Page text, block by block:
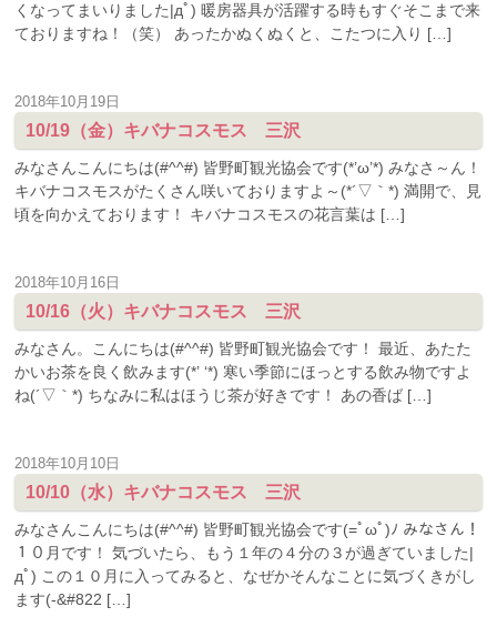
くなってまいりました|дﾟ) 暖房器具が活躍する時もすぐそこまで来
ておりますね！（笑） あったかぬくぬくと、こたつに入り […]
2018年10月19日
10/19（金）キバナコスモス 三沢
みなさんこんにちは(#^^#) 皆野町観光協会です(*’ω’*) みなさ～ん！
キバナコスモスがたくさん咲いておりますよ～(*´▽｀*) 満開で、見
頃を向かえております！ キバナコスモスの花言葉は […]
2018年10月16日
10/16（火）キバナコスモス 三沢
みなさん。こんにちは(#^^#) 皆野町観光協会です！ 最近、あたた
かいお茶を良く飲みます(*’ ‘*) 寒い季節にほっとする飲み物ですよ
ね(´▽｀*) ちなみに私はほうじ茶が好きです！ あの香ば […]
2018年10月10日
10/10（水）キバナコスモス 三沢
みなさんこんにちは(#^^#) 皆野町観光協会です(=ﾟωﾟ)ﾉ みなさん！
１０月です！ 気づいたら、もう１年の４分の３が過ぎていました|
дﾟ) この１０月に入ってみると、なぜかそんなことに気づくきがし
ます(-&#822 […]